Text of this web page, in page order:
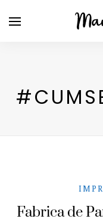
Fabrica de